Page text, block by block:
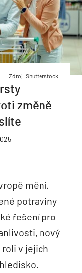
Zdroj: Shutterstock
změně
mění.
potraviny
řešení pro
nový
roli v jejich